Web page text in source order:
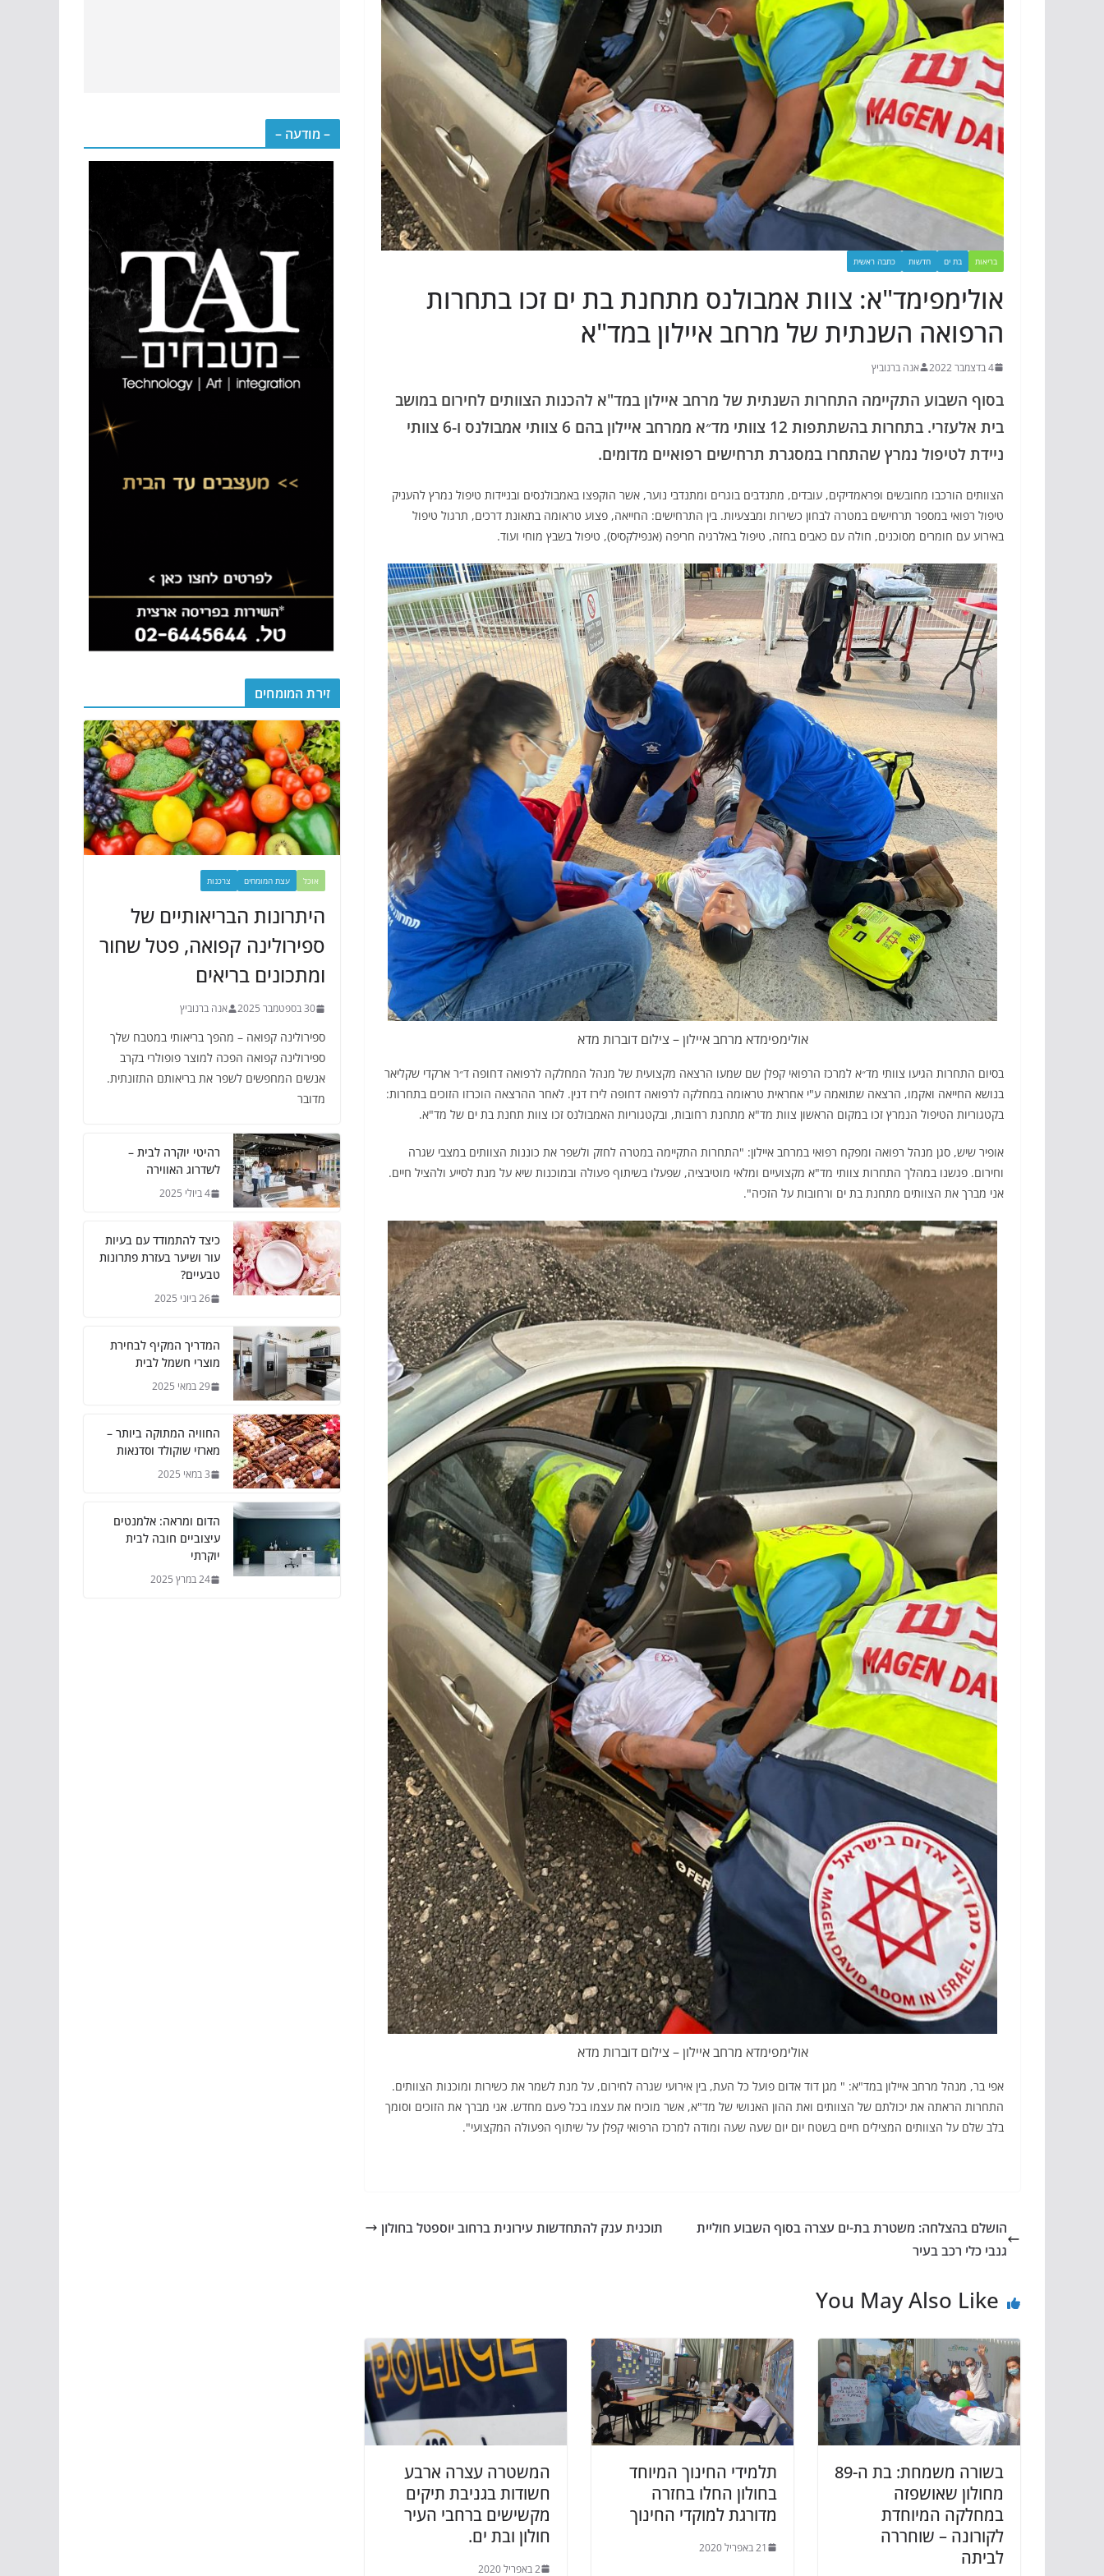
בריאות בת ים חדשות כתבה ראשית
אולימפימד"א: צוות אמבולנס מתחנת בת ים זכו בתחרות
הרפואה השנתית של מרחב איילון במד"א
4 בדצמבר 2022 אנה ברנוביץ
בסוף השבוע התקיימה התחרות השנתית של מרחב איילון במד"א להכנות הצוותים לחירום במושב
בית אלעזרי. בתחרות בהשתתפות 12 צוותי מד״א ממרחב איילון בהם 6 צוותי אמבולנס ו-6 צוותי
ניידת לטיפול נמרץ שהתחרו במסגרת תרחישים רפואיים מדומים.
הצוותים הורכבו מחובשים ופראמדיקים, עובדים, מתנדבים בוגרים ומתנדבי נוער, אשר הוקפצו באמבולנסים ובניידות טיפול נמרץ להעניק
טיפול רפואי במספר תרחישים במטרה לבחון כשירות ומבצעיות. בין התרחישים: החייאה, פצוע טראומה בתאונת דרכים, תרגול טיפול
באירוע עם חומרים מסוכנים, חולה עם כאבים בחזה, טיפול באלרגיה חריפה (אנפילקסיס), טיפול בשבץ מוחי ועוד.
אולימפימדא מרחב איילון – צילום דוברות מדא
בסיום התחרות הגיעו צוותי מד״א למרכז הרפואי קפלן שם שמעו הרצאה מקצועית של מנהל המחלקה לרפואה דחופה ד״ר ארקדי שקליאר
בנושא החייאה ואקמו, הרצאה שתואמה ע"י אחראית טראומה במחלקה לרפואה דחופה לירז דנין. לאחר ההרצאה הוכרזו הזוכים בתחרות:
בקטגוריות הטיפול הנמרץ זכו במקום הראשון צוות מד"א מתחנת רחובות, ובקטגוריות האמבולנס זכו צוות תחנת בת ים של מד"א.
אופיר שיש, סגן מנהל רפואה ומפקח רפואי במרחב איילון: "התחרות התקיימה במטרה לחזק ולשפר את כוננות הצוותים במצבי שגרה
וחירום. פגשנו במהלך התחרות צוותי מד"א מקצועיים ומלאי מוטיבציה, שפעלו בשיתוף פעולה ובמוכנות שיא על מנת לסייע ולהציל חיים.
אני מברך את הצוותים מתחנת בת ים ורחובות על הזכיה".
אולימפימדא מרחב איילון – צילום דוברות מדא
אפי בר, מנהל מרחב איילון במד"א: " מגן דוד אדום פועל כל העת, בין אירועי שגרה לחירום, על מנת לשמר את כשירות ומוכנות הצוותים.
התחרות הראתה את יכולתם של הצוותים ואת ההון האנושי של מד"א, אשר מוכיח את עצמו בכל פעם מחדש. אני מברך את הזוכים וסומך
בלב שלם על הצוותים המצילים חיים בשטח יום יום שעה שעה ומודה למרכז הרפואי קפלן על שיתוף הפעולה המקצועי".
הושלם בהצלחה: משטרת בת-ים עצרה בסוף השבוע חוליית
גנבי כלי רכב בעיר
תוכנית ענק להתחדשות עירונית ברחוב יוספטל בחולון
You May Also Like
בשורה משמחת: בת ה-89
מחולון שאושפזה
במחלקה המיוחדת
לקורונה – שוחררה
לביתה
תלמידי החינוך המיוחד
בחולון החלו בחזרה
מדורגת למוקדי החינוך
21 באפריל 2020
המשטרה עצרה ארבע
חשודות בגניבת תיקים
מקשישים ברחבי העיר
חולון ובת ים.
2 באפריל 2020
– מודעה –
זירת המומחים
אוכל עצת המומחים צרכנות
היתרונות הבריאותיים של
ספירולינה קפואה, פטל שחור
ומתכונים בריאים
30 בספטמבר 2025 אנה ברנוביץ
ספירולינה קפואה – מהפך בריאותי במטבח שלך
ספירולינה קפואה הפכה למוצר פופולרי בקרב
אנשים המחפשים לשפר את בריאותם התזונתית.
מדובר
רהיטי יוקרה לבית –
לשדרוג האווירה
4 ביולי 2025
כיצד להתמודד עם בעיות
עור ושיער בעזרת פתרונות
טבעיים?
26 ביוני 2025
המדריך המקיף לבחירת
מוצרי חשמל לבית
29 במאי 2025
החוויה המתוקה ביותר –
מארזי שוקולד וסדנאות
3 במאי 2025
הדום ומראה: אלמנטים
עיצוביים חובה לבית
יוקרתי
24 במרץ 2025